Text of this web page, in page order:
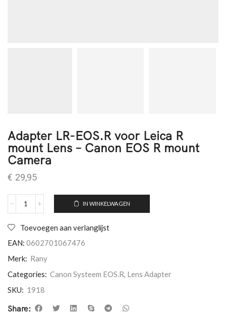
Adapter LR-EOS.R voor Leica R
mount Lens – Canon EOS R mount
Camera
€ 29,95
IN WINKELWAGEN
Toevoegen aan verlanglijst
EAN: 0602701067476
Merk: Rany
Categories: Canon Systeem EOS.R, Lens Adapter
SKU: 1918
Share: